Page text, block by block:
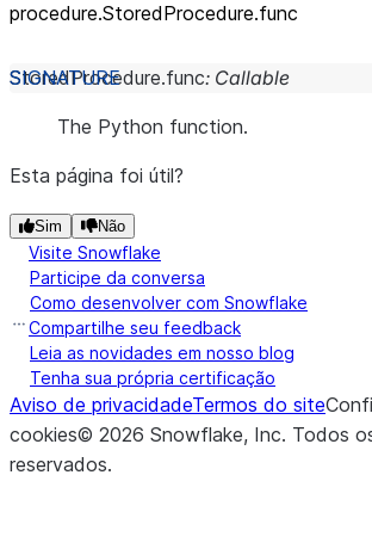
procedure.StoredProcedure.func
StoredProcedure.func: Callable
The Python function.
Esta página foi útil?
Sim Não
Visite Snowflake
Participe da conversa
Como desenvolver com Snowflake
Compartilhe seu feedback
Leia as novidades em nosso blog
Tenha sua própria certificação
Aviso de privacidadeTermos do site
cookies© 2026 Snowflake, Inc. Todos
reservados.